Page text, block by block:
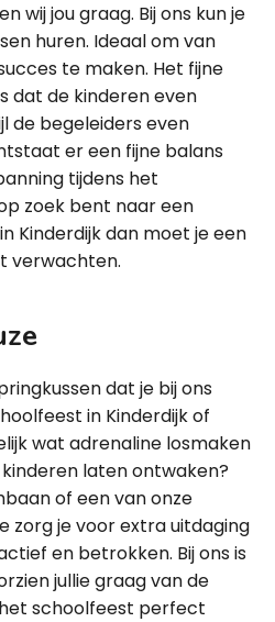
wij jou graag. Bij ons kun je
huren. Ideaal om van
te maken. Het fijne
dat de kinderen even
de begeleiders even
er een fijne balans
tijdens het
zoek bent naar een
Kinderdijk dan moet je een
verwachten.
dat je bij ons
in Kinderdijk of
wat adrenaline losmaken
laten ontwaken?
of een van onze
zorg je voor extra uitdaging
en betrokken. Bij ons is
jullie graag van de
schoolfeest perfect